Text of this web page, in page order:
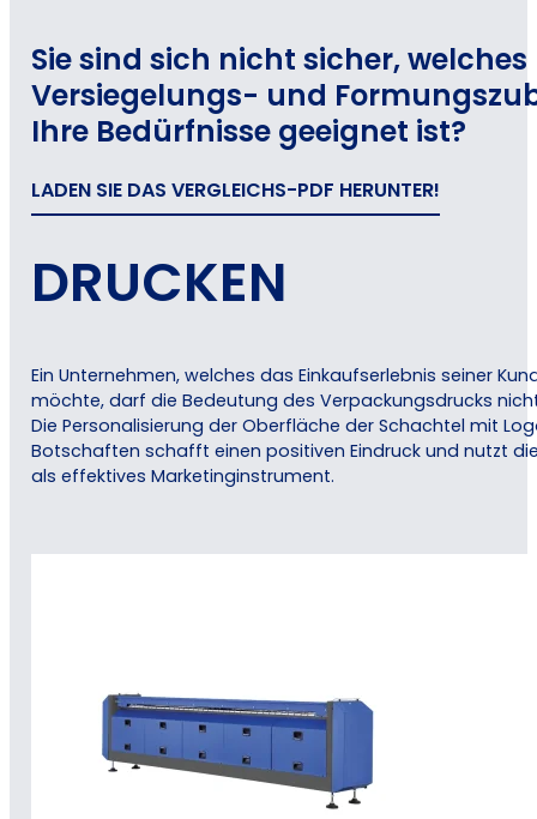
Sie sind sich nicht sicher, welches
Versiegelungs- und
Ihre Bedürfnisse geeignet ist?
LADEN SIE DAS VERGLEICHS-PDF HERUNTER!
DRUCKEN
Ein Unternehmen, welches das Einkaufserlebnis seiner
möchte, darf die Bedeutung des Verpackungsdrucks
Die Personalisierung der Oberfläche der Schachtel mit
Botschaften schafft einen positiven Eindruck und nutzt
als effektives Marketinginstrument.